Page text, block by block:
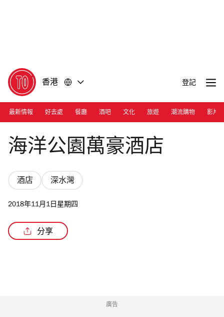
香港 登記
最新情報 好去處 餐廳 酒吧 文化 旅遊 潮流購物 影片
Photograph: Courtesy Hong Kong Ocean Park Marriott Hotel
海洋公園萬豪酒店
酒店 深水灣
2018年11月1日星期四
分享
廣告